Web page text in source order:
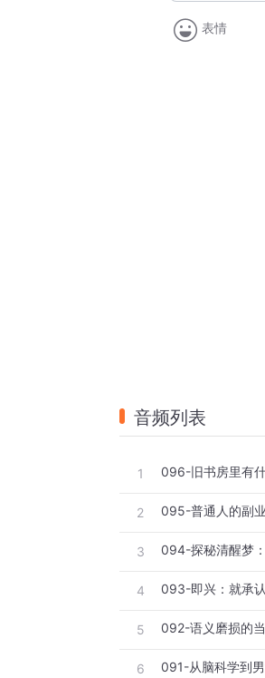
即刻：大维微博@王
大兔公园目前已在喜
表情
音频列表
1
2 095-普通人的副
3 094-探秘清醒梦
4 093-即兴：就承
5 092-语义磨损的
6